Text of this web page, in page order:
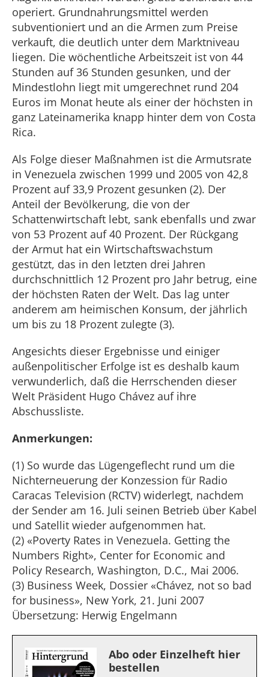
operiert. Grundnahrungsmittel werden
subventioniert und an die Armen zum Preise
verkauft, die deutlich unter dem Marktniveau
liegen. Die wöchentliche Arbeitszeit ist von 44
Stunden auf 36 Stunden gesunken, und der
Mindestlohn liegt mit umgerechnet rund 204
Euros im Monat heute als einer der höchsten in
ganz Lateinamerika knapp hinter dem von Costa
Rica.
Als Folge dieser Maßnahmen ist die Armutsrate
in Venezuela zwischen 1999 und 2005 von 42,8
Prozent auf 33,9 Prozent gesunken (2). Der
Anteil der Bevölkerung, die von der
Schattenwirtschaft lebt, sank ebenfalls und zwar
von 53 Prozent auf 40 Prozent. Der Rückgang
der Armut hat ein Wirtschaftswachstum
gestützt, das in den letzten drei Jahren
durchschnittlich 12 Prozent pro Jahr betrug, eine
der höchsten Raten der Welt. Das lag unter
anderem am heimischen Konsum, der jährlich
um bis zu 18 Prozent zulegte (3).
Angesichts dieser Ergebnisse und einiger
außenpolitischer Erfolge ist es deshalb kaum
verwunderlich, daß die Herrschenden dieser
Welt Präsident Hugo Chávez auf ihre
Abschussliste.
Anmerkungen:
(1) So wurde das Lügengeflecht rund um die
Nichterneuerung der Konzession für Radio
Caracas Television (RCTV) widerlegt, nachdem
der Sender am 16. Juli seinen Betrieb über Kabel
und Satellit wieder aufgenommen hat.
(2) «Poverty Rates in Venezuela. Getting the
Numbers Right», Center for Economic and
Policy Research, Washington, D.C., Mai 2006.
(3) Business Week, Dossier «Chávez, not so bad
for business», New York, 21. Juni 2007
Übersetzung: Herwig Engelmann
Abo oder Einzelheft hier
bestellen